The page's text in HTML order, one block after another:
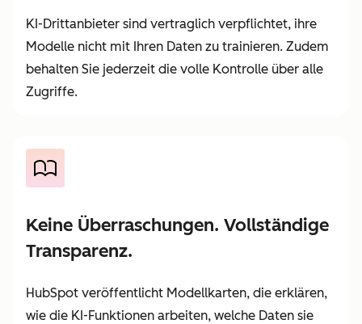
KI-Drittanbieter sind vertraglich verpflichtet, ihre
Modelle nicht mit Ihren Daten zu trainieren. Zudem
behalten Sie jederzeit die volle Kontrolle über alle
Zugriffe.
Keine Überraschungen. Vollständige
Transparenz.
HubSpot veröffentlicht Modellkarten, die erklären,
wie die KI-Funktionen arbeiten, welche Daten sie